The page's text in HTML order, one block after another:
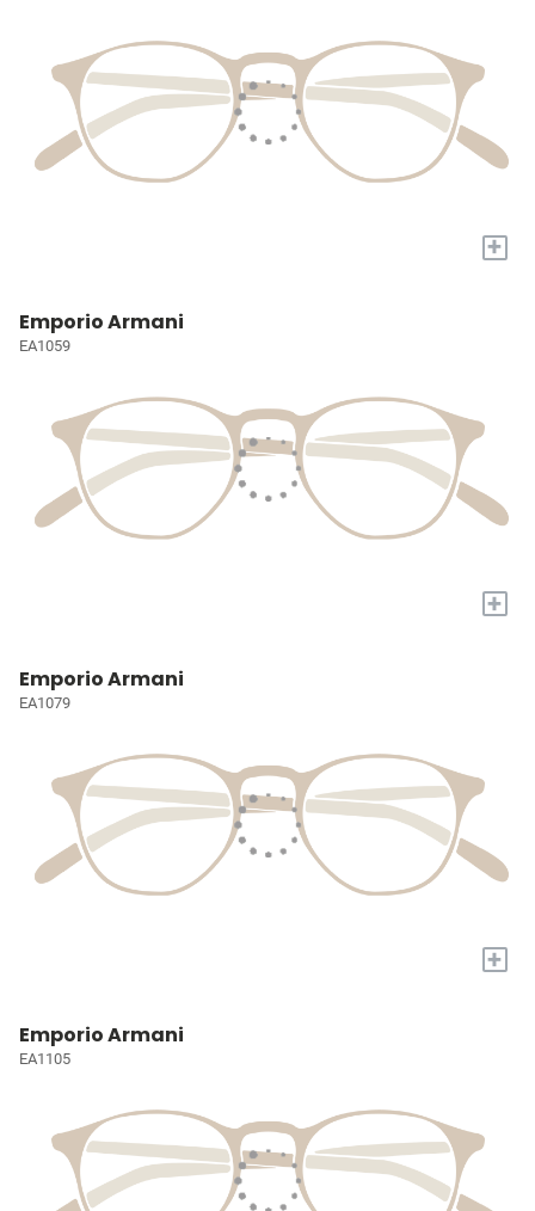
+
Emporio Armani
EA1059
+
Emporio Armani
EA1079
+
Emporio Armani
EA1105